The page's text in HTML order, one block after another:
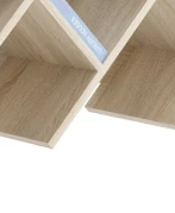
zostavy
zostavy
zostavy